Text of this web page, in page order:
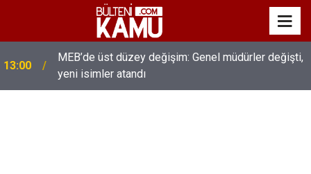
13:00
MEB’de üst düzey değişim: Genel müdürler değişti,
yeni isimler atandı